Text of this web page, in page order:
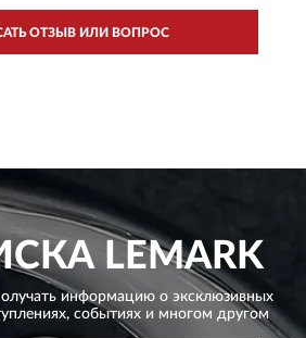
ОТЗЫВ ИЛИ ВОПРОС
LEMARK
информацию о эксклюзивных
событиях и многом другом